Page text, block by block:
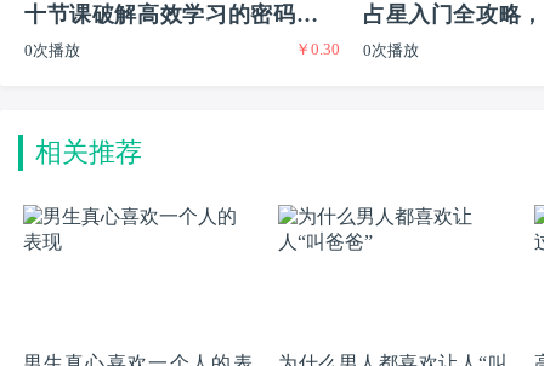
十节课破解高效学习的密码实现
普通生到尖子生的逆袭
0次播放 ￥0.30
占星入门全攻略
又有闲的迷人职业
0次播放
相关推荐